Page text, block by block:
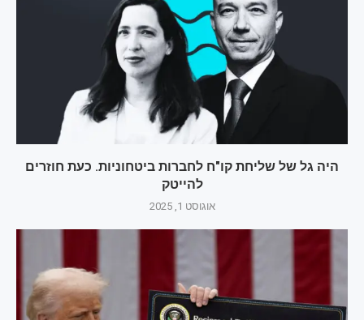
היה גל של שליחת קו"ח לחברות ביטחוניות. כעת חוזרים
להייטק
אוגוסט 1, 2025